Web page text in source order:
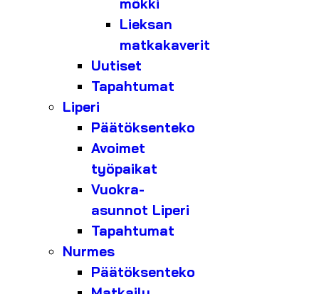
mökki
Lieksan
matkakaverit
Uutiset
Tapahtumat
Liperi
Päätöksenteko
Avoimet
työpaikat
Vuokra-
asunnot Liperi
Tapahtumat
Nurmes
Päätöksenteko